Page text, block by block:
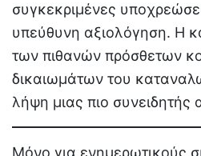
συγκεκριμένες
υπεύθυνη αξιολόγηση. Η
των πιθανών πρόσθετων
δικαιωμάτων του
λήψη μιας πιο
Μόνο για ενημερωτικούς